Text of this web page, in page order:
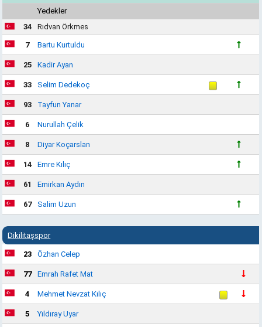
Yedekler
34
Rıdvan Örkmes
7 Bartu Kurtuldu
25 Kadir Ayan
33 Selim Dedekoç
93 Tayfun Yanar
6 Nurullah Çelik
8 Diyar Koçarslan
14 Emre Kılıç
61 Emirkan Aydın
67 Salim Uzun
Dikilitaşspor
23 Özhan Celep
77 Emrah Rafet Mat
4 Mehmet Nevzat Kılıç
5 Yıldıray Uyar